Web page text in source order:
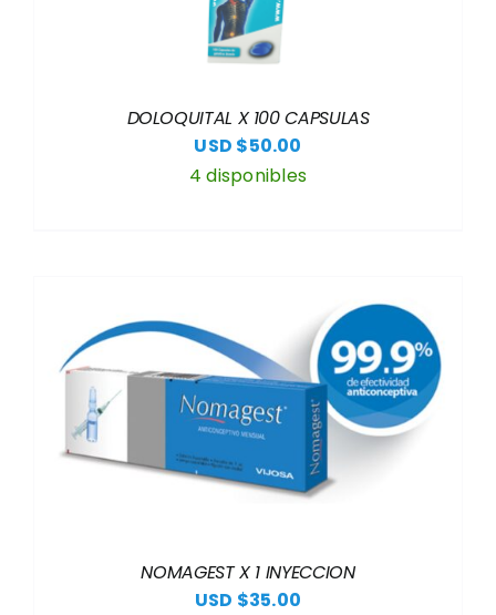
DOLOQUITAL X 100 CAPSULAS
USD $50.00
4 disponibles
NOMAGEST X 1 INYECCION
USD $35.00